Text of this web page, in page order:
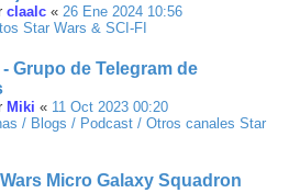
claalc « 26 Ene 2024 10:56
Star Wars & SCI-FI
- Grupo de Telegram de
Miki « 11 Oct 2023 00:20
/ Blogs / Podcast / Otros canales Star
Micro Galaxy Squadron